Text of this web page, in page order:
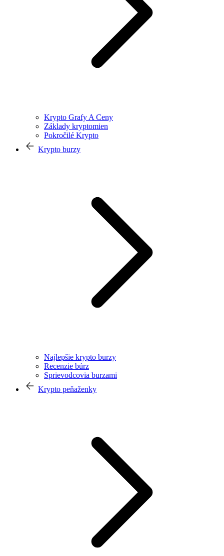
Krypto Grafy A Ceny
Základy kryptomien
Pokročilé Krypto
Krypto burzy
Najlepšie krypto burzy
Recenzie búrz
Sprievodcovia burzami
Krypto peňaženky